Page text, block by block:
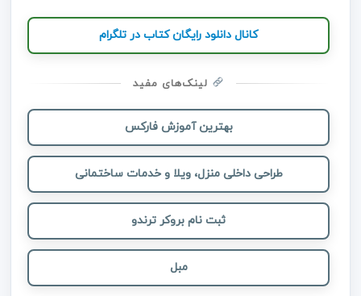
کانال دانلود رایگان کتاب در تلگرام
لینک‌های مفید
بهترین آموزش فارکس
طراحی داخلی منزل، ویلا و خدمات ساختمانی
ثبت نام بروکر ترندو
مبل